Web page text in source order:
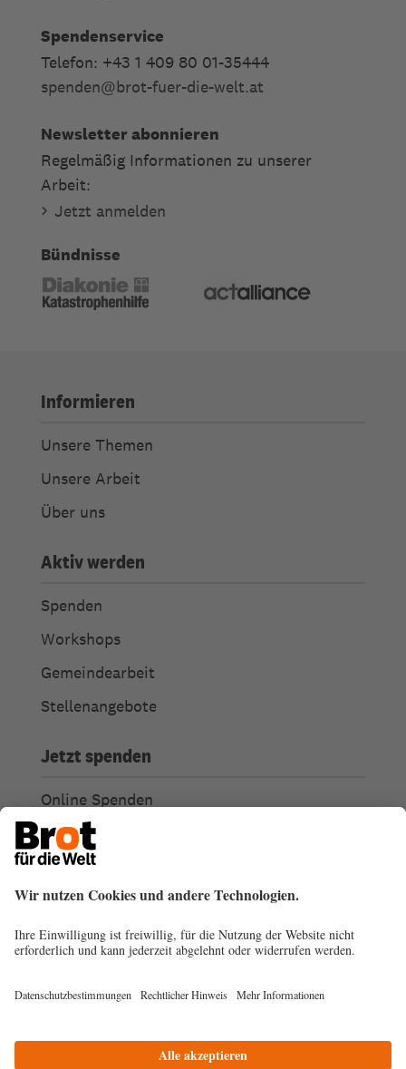
Spendenservice
Telefon: +43 1 409 80 01-35444
spenden@brot-fuer-die-welt.at
Newsletter abonnieren
Regelmäßig Informationen zu unserer
Arbeit:
Jetzt anmelden
Bündnisse
Informieren
Unsere Themen
Unsere Arbeit
Über uns
Aktiv werden
Spenden
Workshops
Gemeindearbeit
Stellenangebote
Jetzt spenden
Online Spenden
Weitere Spendenmöglichkeiten
Ich habe Fragen zu meiner Spende
Spendengütesiegel
Transparenz
© 2026